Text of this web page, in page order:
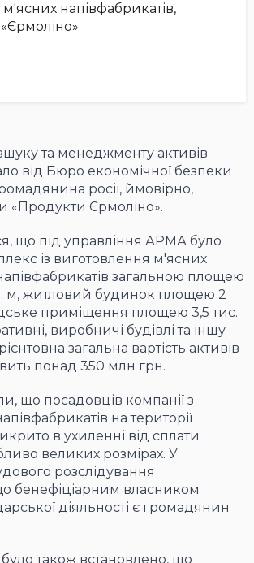
напівфабрикатів,
та менеджменту активів
від Бюро економічної безпеки
росії, ймовірно,
«Продукти Єрмоліно».
що під управління АРМА було
із виготовлення м'ясних
загальною площею
м, житловий будинок площею 2
приміщення площею 3,5 тис.
виробничі будівлі та іншу
загальна вартість активів
понад 350 млн грн.
що посадовців компанії з
на території
в ухиленні від сплати
великих розмірах. У
розслідування
бенефіціарним власником
діяльності є громадянин
було також встановлено, що